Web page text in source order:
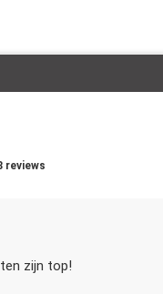
reviews
zijn top!